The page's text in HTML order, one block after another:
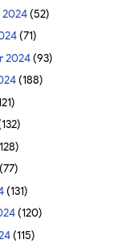
(52)
(71)
2024(93)
(188)
(131)
(120)
(115)